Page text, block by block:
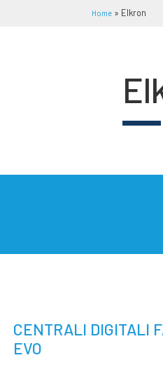
Home» Elkron
CENTRALI DIGITALI
EVO